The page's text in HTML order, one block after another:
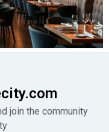
join the community